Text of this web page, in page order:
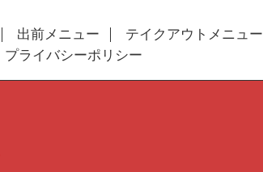
出前メニュー
テイクアウトメニュー
プライバシーポリシー